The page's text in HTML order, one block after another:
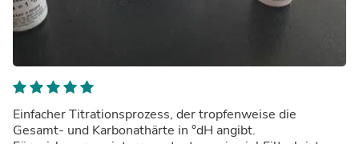
Einfacher Titrationsprozess, der tropfenweise die
Gesamt- und Karbonathärte in °dH angibt.